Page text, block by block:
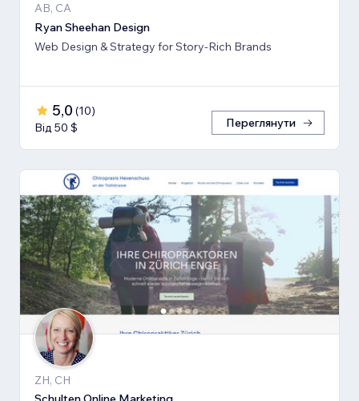
AB, CA
Ryan Sheehan Design
Web Design & Strategy for Story-Rich Brands
5,0 (10)
Від 50 $
Переглянути
ZH, CH